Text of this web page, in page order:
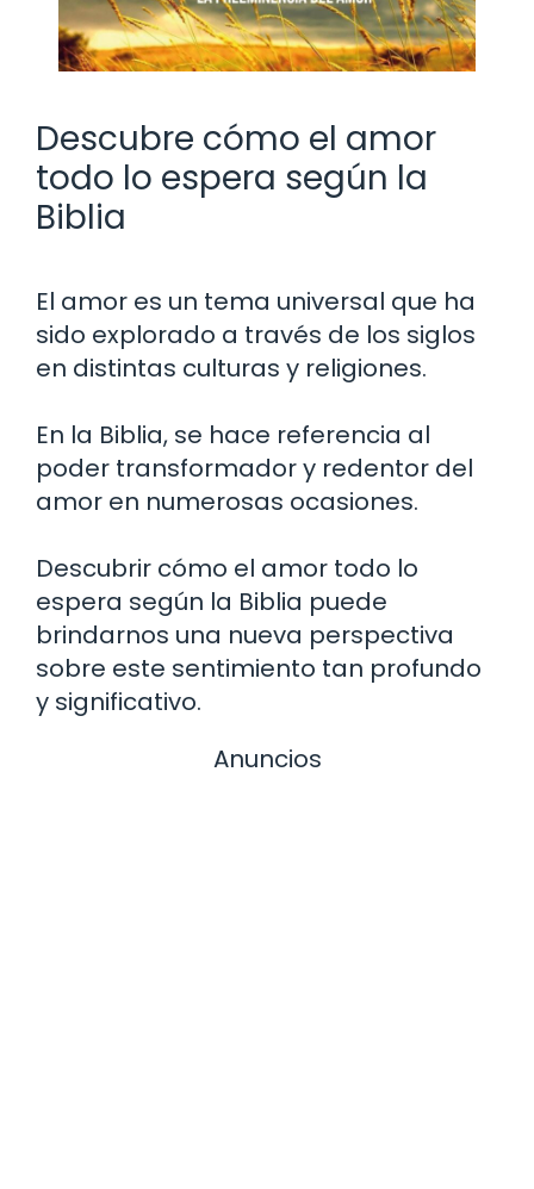
Descubre cómo el amor
todo lo espera según la
Biblia
El amor es un tema universal que ha
sido explorado a través de los siglos
en distintas culturas y religiones.
En la Biblia, se hace referencia al
poder transformador y redentor del
amor en numerosas ocasiones.
Descubrir cómo el amor todo lo
espera según la Biblia puede
brindarnos una nueva perspectiva
sobre este sentimiento tan profundo
y significativo.
Anuncios